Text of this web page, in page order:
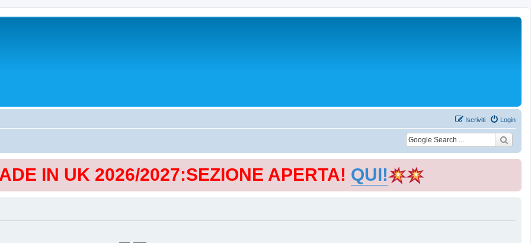
Login
Iscriviti
IN UK 2026/2027:SEZIONE APERTA! QUI!